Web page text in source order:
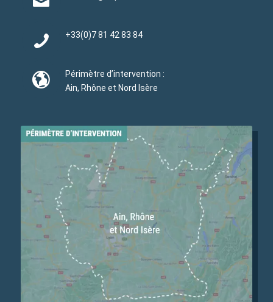
+33(0)7 81 42 83 84
Périmètre d’intervention :
Ain, Rhône et Nord Isère